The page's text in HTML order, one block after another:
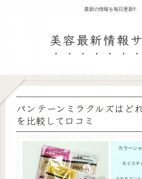
最新の情報を毎日更新‼
美容最新情報
パンテーンミラクルズはど
を比較して口コミ